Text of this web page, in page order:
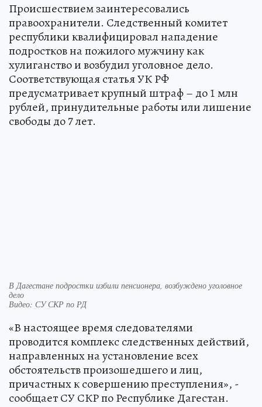
Происшествием заинтересовались
правоохранители. Следственный комитет
республики квалифицировал нападение
подростков на пожилого мужчину как
хулиганство и возбудил уголовное дело.
Соответствующая статья УК РФ
предусматривает крупный штраф – до 1 млн
рублей, принудительные работы или лишение
свободы до 7 лет.
В Дагестане подростки избили пенсионера, возбуждено уголовное
дело
Видео: СУ СКР по РД
«В настоящее время следователями
проводится комплекс следственных действий,
направленных на установление всех
обстоятельств произошедшего и лиц,
причастных к совершению преступления», -
сообщает СУ СКР по Республике Дагестан.